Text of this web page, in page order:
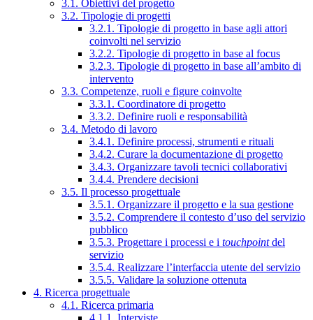
3.1. Obiettivi del progetto
3.2. Tipologie di progetti
3.2.1. Tipologie di progetto in base agli attori
coinvolti nel servizio
3.2.2. Tipologie di progetto in base al focus
3.2.3. Tipologie di progetto in base all’ambito di
intervento
3.3. Competenze, ruoli e figure coinvolte
3.3.1. Coordinatore di progetto
3.3.2. Definire ruoli e responsabilità
3.4. Metodo di lavoro
3.4.1. Definire processi, strumenti e rituali
3.4.2. Curare la documentazione di progetto
3.4.3. Organizzare tavoli tecnici collaborativi
3.4.4. Prendere decisioni
3.5. Il processo progettuale
3.5.1. Organizzare il progetto e la sua gestione
3.5.2. Comprendere il contesto d’uso del servizio
pubblico
3.5.3. Progettare i processi e i touchpointdel
servizio
3.5.4. Realizzare l’interfaccia utente del servizio
3.5.5. Validare la soluzione ottenuta
4. Ricerca progettuale
4.1. Ricerca primaria
4.1.1. Interviste